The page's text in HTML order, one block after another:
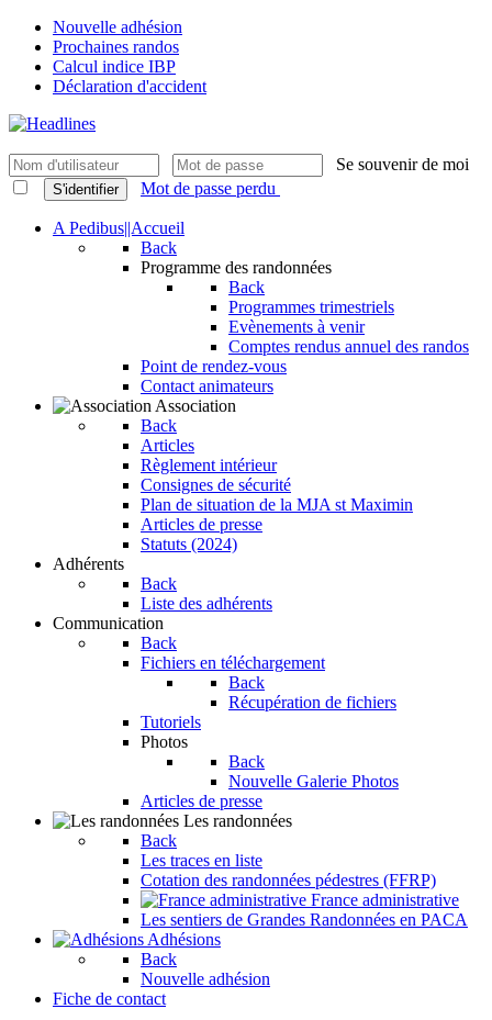
Nouvelle adhésion
Prochaines randos
Calcul indice IBP
Déclaration d'accident
Se souvenir de moi
S'identifier Mot de passe perdu
A Pedibus||Accueil
Back
Programme des randonnées
Back
Programmes trimestriels
Evènements à venir
Comptes rendus annuel des randos
Point de rendez-vous
Contact animateurs
Association
Back
Articles
Règlement intérieur
Consignes de sécurité
Plan de situation de la MJA st Maximin
Articles de presse
Statuts (2024)
Adhérents
Back
Liste des adhérents
Communication
Back
Fichiers en téléchargement
Back
Récupération de fichiers
Tutoriels
Photos
Back
Nouvelle Galerie Photos
Articles de presse
Les randonnées
Back
Les traces en liste
Cotation des randonnées pédestres (FFRP)
France administrative
Les sentiers de Grandes Randonnées en PACA
Adhésions
Back
Nouvelle adhésion
Fiche de contact